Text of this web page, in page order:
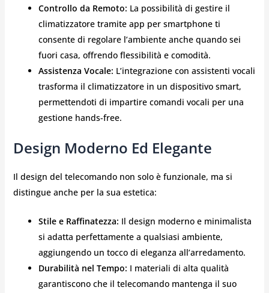
Controllo da Remoto: La possibilità di gestire il
climatizzatore tramite app per smartphone ti
consente di regolare l’ambiente anche quando sei
fuori casa, offrendo flessibilità e comodità.
Assistenza Vocale: L’integrazione con assistenti vocali
trasforma il climatizzatore in un dispositivo smart,
permettendoti di impartire comandi vocali per una
gestione hands-free.
Design Moderno Ed Elegante
Il design del telecomando non solo è funzionale, ma si
distingue anche per la sua estetica:
Stile e Raffinatezza: Il design moderno e minimalista
si adatta perfettamente a qualsiasi ambiente,
aggiungendo un tocco di eleganza all’arredamento.
Durabilità nel Tempo: I materiali di alta qualità
garantiscono che il telecomando mantenga il suo